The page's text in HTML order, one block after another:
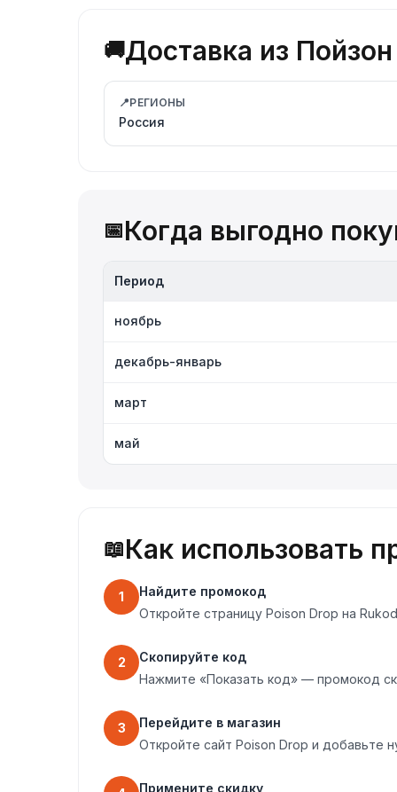
🚚Доставка из
📍РЕГИОНЫ
Россия
📅Когда выгодно
Период
ноябрь
декабрь-январь
март
май
📖Как использовать
1
Найдите промокод
Откройте страницу Poison Drop на
2
Скопируйте код
Нажмите «Показать код» — промокод
3
Перейдите в магазин
Откройте сайт Poison Drop и добавьте
Примените скидку